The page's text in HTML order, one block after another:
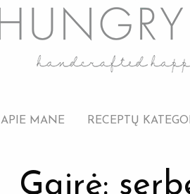
APIE MANE RECEPTŲ
Gairė: